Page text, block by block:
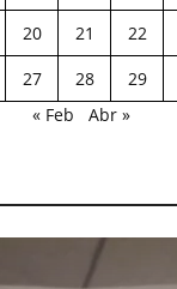
20 21 22
27 28 29
« Feb
Abr »